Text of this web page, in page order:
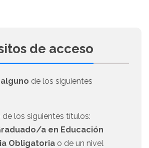
de acceso
alguno de los siguientes
de los siguientes títulos:
a en Educación
Obligatoria o de un nivel